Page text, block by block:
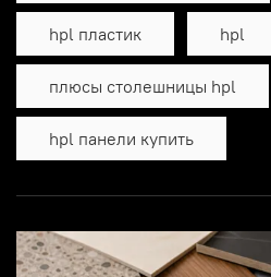
hpl пластик hpl
плюсы столешницы hpl
hpl панели купить